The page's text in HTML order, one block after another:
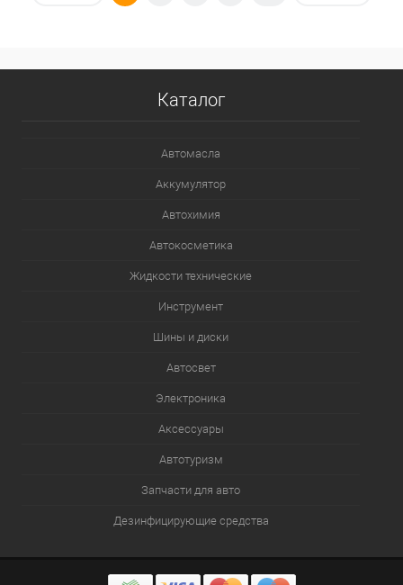
Каталог
Автомасла
Аккумулятор
Автохимия
Автокосметика
Жидкости технические
Инструмент
Шины и диски
Автосвет
Электроника
Аксессуары
Автотуризм
Запчасти для авто
Дезинфицирующие средства